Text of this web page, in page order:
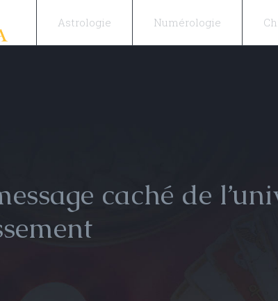
Astrologie Numérologie
caché de